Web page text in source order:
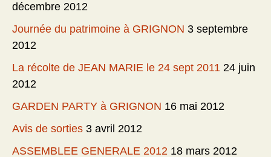
décembre 2012
Journée du patrimoine à GRIGNON 3 septembre
2012
La récolte de JEAN MARIE le 24 sept 2011 24 juin
2012
GARDEN PARTY à GRIGNON 16 mai 2012
Avis de sorties 3 avril 2012
ASSEMBLEE GENERALE 2012 18 mars 2012